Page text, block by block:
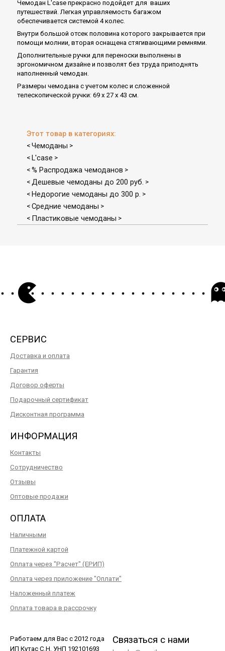
Чемодан L'case прекрасно подойдет для ваших
путешествий. Легкая управляемость багажом
обеспечивается системой 4 колес.
Внутри большой отсек половина которого закрывается при
помощи молнии, вторая оснащена стягивающими ремнями.
Дополнительные ручки для переноски выполнены в
эргономичном дизайне и позволят без труда приподнять
наполненный чемодан.
Размеры чемодана с учетом колес и сложенной
телескопической ручки: 69 х 27 х 43 см.
Этот товар в категориях:
< Чемоданы >
< L'case >
< % Распродажа чемоданов >
< Дешевые чемоданы до 200 руб. >
< Недорогие чемоданы до 300 р. >
< Средние чемоданы >
< Пластиковые чемоданы >
СЕРВИС
Доставка и оплата
Гарантия
Договор оферты
Подарочный сертификат
Дисконтная программа
ИНФОРМАЦИЯ
Контакты
Сотрудничество
Отзывы
Оптовые продажи
ОПЛАТА
Наличными
Платежной картой
Оплата через "Расчет" (ЕРИП)
Оплата через приложение "Оплати"
Наложенный платеж
Оплата товара в рассрочку
Работаем для Вас с 2012 года
ИП Кутас С.Н. УНП 192101693
Связаться с нами